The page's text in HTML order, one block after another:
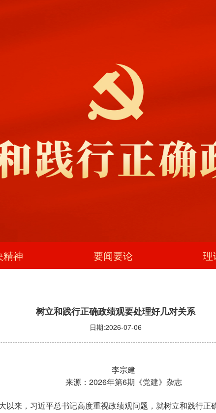
精神 要闻要论 理
树立和践行正确政绩观要处理好几对关系
日期:2026-07-06
李宗建
来源： 2026年第6期《党建》杂志
以来，习近平总书记高度重视政绩观问题，就树立和践行